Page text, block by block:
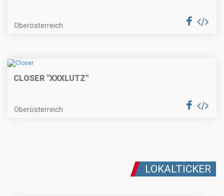
Oberösterreich
CLOSER "XXXLUTZ"
Oberösterreich
LOKALTICKER